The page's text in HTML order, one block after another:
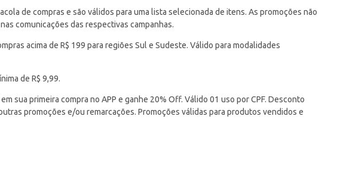
de compras e são válidos para uma lista selecionada de itens. As promoções não
comunicações das respectivas campanhas.
acima de R$ 199 para regiões Sul e Sudeste. Válido para modalidades
de R$ 9,99.
sua primeira compra no APP e ganhe 20% Off. Válido 01 uso por CPF. Desconto
promoções e/ou remarcações. Promoções válidas para produtos vendidos e